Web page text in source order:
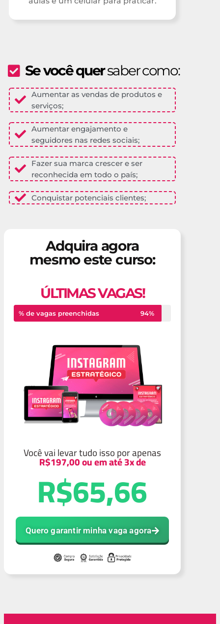
Se você quersaber como:
Aumentar as vendas de produtos e
serviços;
Aumentar engajamento e
seguidores nas redes sociais;
Fazer sua marca crescer e ser
reconhecida em todo o país;
Conquistar potenciais clientes;
Adquira agora
mesmo este curso:
ÚLTIMAS VAGAS!
% de vagas preenchidas 94%
Você vai levar tudo isso por apenas
R$197,00 ou em até 3x de
R$65,66
Quero garantir minha vaga agora